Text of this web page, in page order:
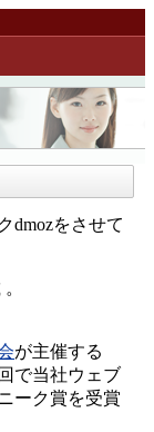
dmozをさせて
が主催する
で当社ウェブ
ーク賞を受賞